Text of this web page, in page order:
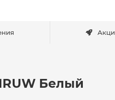
Белый